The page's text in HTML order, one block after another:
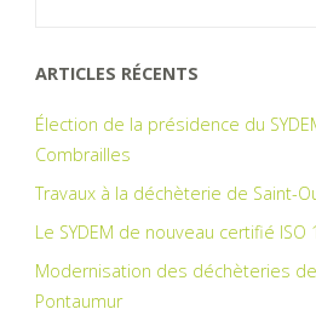
ARTICLES RÉCENTS
Élection de la présidence du
Combrailles
Travaux à la déchèterie de Saint-
Le SYDEM de nouveau certifié ISO
Modernisation des déchèteries
Pontaumur